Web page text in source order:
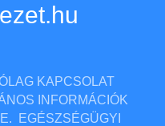
KAPCSOLAT
INFORMÁCIÓK
EGÉSZSÉGÜGYI